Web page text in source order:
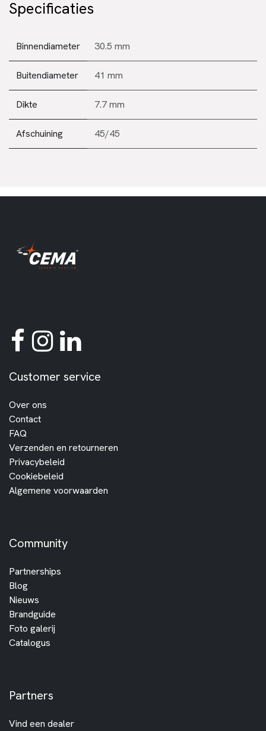
Specificaties
Binnendiameter 30.5 mm
Buitendiameter 41 mm
Dikte 7.7 mm
Afschuining 45/45
Customer service
Over ons
Contact
FAQ
Verzenden en retourneren
Privacybeleid
Cookiebeleid
Algemene voorwaarden
Community
Partnerships
Blog
Nieuws
Brandguide
Foto galerij
Catalogus
Partners
Vind een dealer